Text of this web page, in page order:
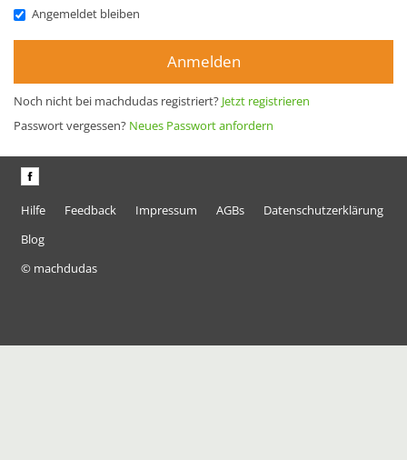
Angemeldet bleiben
Anmelden
Noch nicht bei machdudas registriert? Jetzt registrieren
Passwort vergessen? Neues Passwort anfordern
Hilfe Feedback Impressum AGBs
Datenschutzerklärung
Blog
© machdudas